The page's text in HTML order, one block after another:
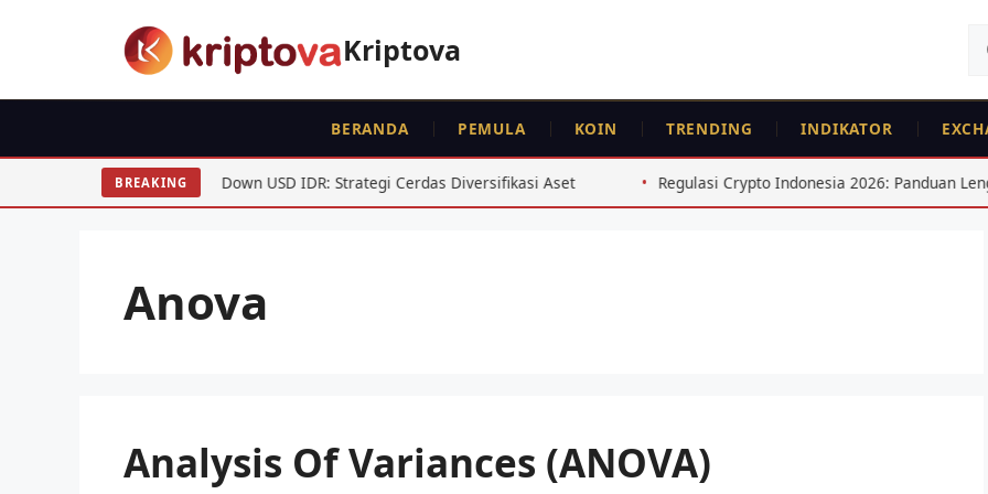
Kriptova
BERANDA PEMULA KOIN TRENDING INDIKATOR
BREAKING
Averaging Down USD IDR: Strategi Cerdas Diversifikasi Aset Regulasi Crypto Indonesia 2026: Panduan Lengkap
Anova
Analysis Of Variances (ANOVA)